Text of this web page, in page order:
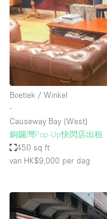
Boetiek / Winkel
∙
Causeway Bay (West)
銅鑼灣Pop-Up快閃店出租
450 sq ft
van HK$9,000 per dag